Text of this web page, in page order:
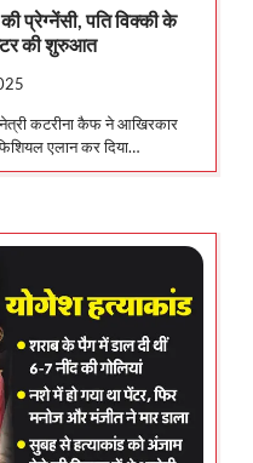
प्रेग्नेंसी, पति विक्की के
की शुरुआत
कटरीना कैफ ने आखिरकार
एलान कर दिया…